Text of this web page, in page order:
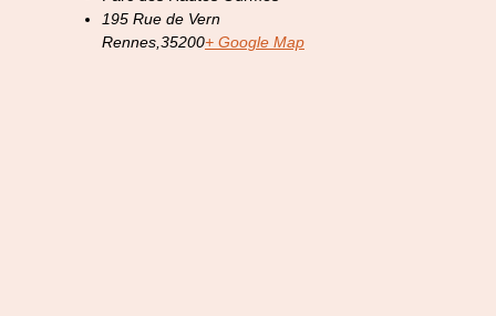
195 Rue de Vern
Rennes 35200+ Google Map